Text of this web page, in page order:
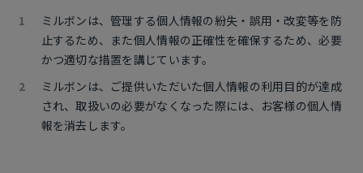
ミルボンは、管理する個人情報の紛失・誤用・改変等を防
止するため、また個人情報の正確性を確保するため、必要
かつ適切な措置を講じています。
ミルボンは、ご提供いただいた個人情報の利用目的が達成
され、取扱いの必要がなくなった際には、お客様の個人情
報を消去します。